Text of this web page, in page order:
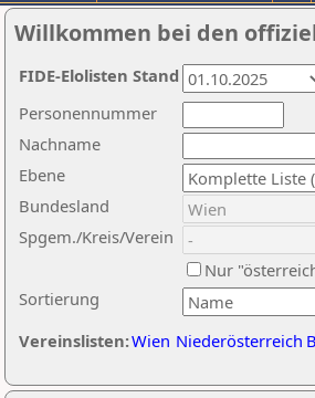
Willkommen bei den
Nachname
Ebene
Sortierung
Personennummer
Bundesland
Spgem./Kreis/Verein
Nur
Vereinslisten:Wien Niederösterreich
FIDE-Elolisten Stand